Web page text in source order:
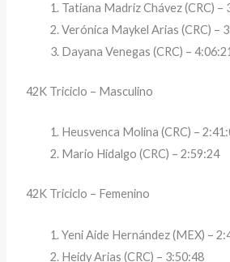
Tatiana Madriz Chávez (CRC) –
Verónica Maykel Arias (CRC) –
Dayana Venegas (CRC) – 4:06:21
42K Triciclo – Masculino
Heusvenca Molina (CRC) –
Mario Hidalgo (CRC) – 2:59:24
42K Triciclo – Femenino
Yeni Aide Hernández (MEX) –
Heidy Arias (CRC) – 3:50:48